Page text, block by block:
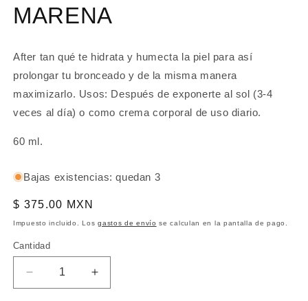
ventana
modal
MARENA
After tan qué te hidrata y humecta la piel para así
prolongar tu bronceado y de la misma manera
maximizarlo. Usos: Después de exponerte al sol (3-4
veces al día) o como crema corporal de uso diario.
60 ml.
Bajas existencias: quedan 3
Precio
habitual
$ 375.00 MXN
Impuesto incluido. Losgastos de envío se calculan en la pantalla de pago.
Cantidad
Reducir
cantidad
Aumentar
cantidad